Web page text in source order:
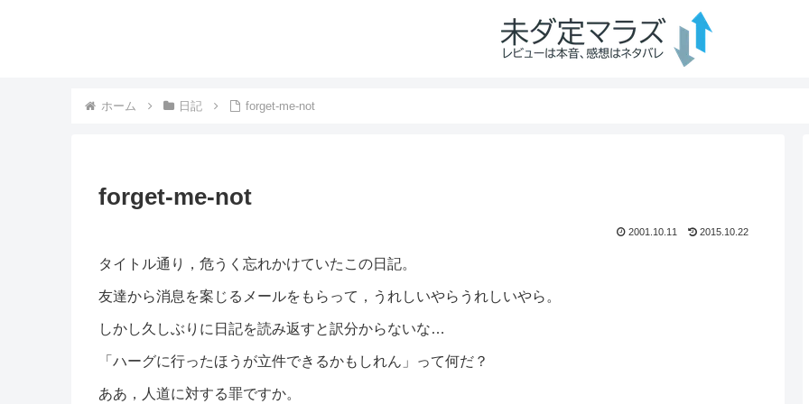
ホーム 日記 forget-me-not
forget-me-not
2001.10.11 2015.10.22
タイトル通り，危うく忘れかけていたこの日記。
友達から消息を案じるメールをもらって，うれしいやらうれしいやら。
しかし久しぶりに日記を読み返すと訳分からないな…
「ハーグに行ったほうが立件できるかもしれん」って何だ？
ああ，人道に対する罪ですか。